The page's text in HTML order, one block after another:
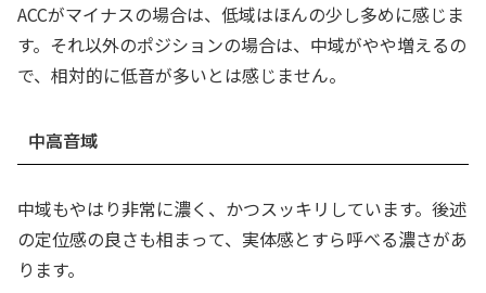
ACCがマイナスの場合は、低域はほんの少し多めに感じま
す。それ以外のポジションの場合は、中域がやや増えるの
で、相対的に低音が多いとは感じません。
中高音域
中域もやはり非常に濃く、かつスッキリしています。後述
の定位感の良さも相まって、実体感とすら呼べる濃さがあ
ります。